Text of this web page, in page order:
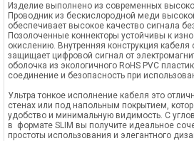
Изделие выполнено из современных
Проводник из бескислородной меди
обеспечивает высокое качество сигнала
Позолоченные коннекторы устойчивы к
окислению. Внутренняя конструкция
защищает цифровой сигнал от
оболочка из экологичного RoHS PVC
соединение и безопасность при
Ультра тонкое исполнение кабеля это
стенах или под напольным покрытием,
удобство и минимальную видимость. С
в формате SLIM вы получите идеальное
простоты использования и элегантного